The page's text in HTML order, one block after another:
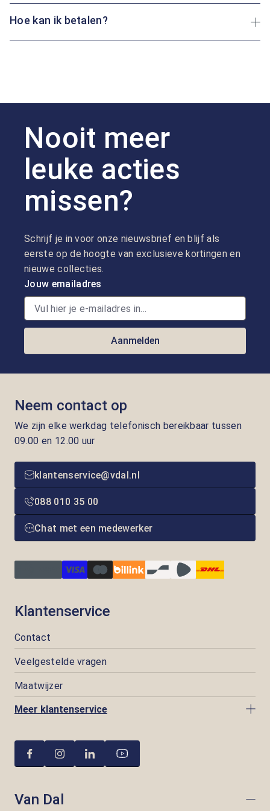
Hoe kan ik betalen?
Nooit meer
leuke acties
missen?
Schrijf je in voor onze nieuwsbrief en blijf als
eerste op de hoogte van exclusieve kortingen en
nieuwe collecties.
Jouw emailadres
Aanmelden
Neem contact op
We zijn elke werkdag telefonisch bereikbaar tussen
09.00 en 12.00 uur
klantenservice@vdal.nl
088 010 35 00
Chat met een medewerker
Klantenservice
Contact
Veelgestelde vragen
Maatwijzer
Meer klantenservice
Van Dal